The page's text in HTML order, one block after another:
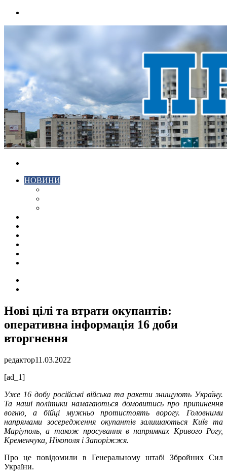
НОВИНИ
Нові цілі та втрати окупантів:
оперативна інформація 16 доби
вторгнення
редактор11.03.2022
[ad_1]
Уже 16 добу російські війська та ракети знищують Україну.
Та наші політики намагаються домовитись про припинення
вогню, а бійці мужньо протистоять ворогу. Головними
напрямами зосередження окупантів залишаються Київ та
Маріуполь, а також просування в напрямках Кривого Рогу,
Кременчука, Нікополя і Запоріжжя.
Про це повідомили в Генеральному штабі Збройних Сил
України.